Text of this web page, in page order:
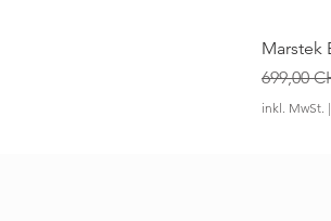
Marstek
699,00
inkl. MwSt. |